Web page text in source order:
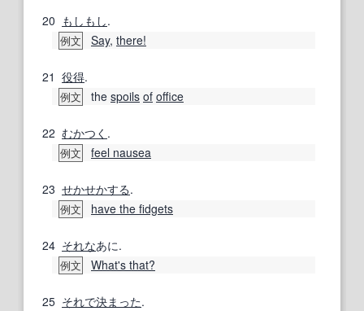
20 もしもし.
例文 Say, there!
21 役得.
例文 the spoils of office
22 むかつく .
例文 feel nausea
23 せかせかする.
例文 have the fidgets
24 それなあに.
例文 What's that?
25 それで決まった.